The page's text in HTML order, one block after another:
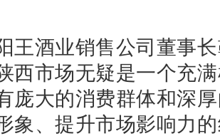
王酒业销售公司董事
西市场无疑是一个充
庞大的消费群体和深
象、提升市场影响力